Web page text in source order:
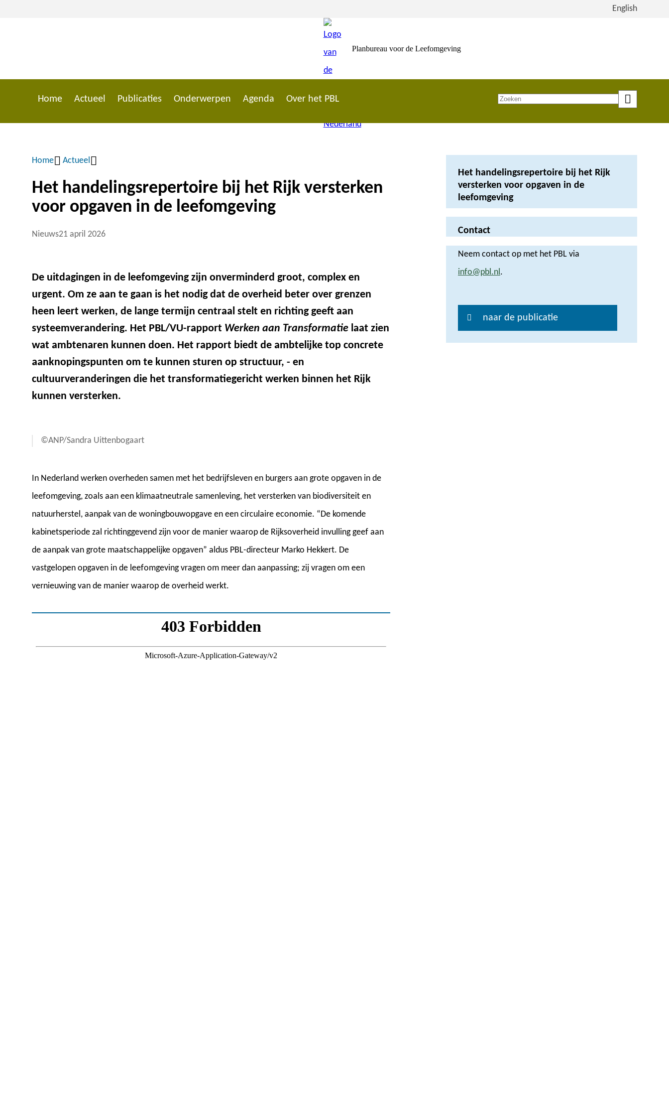
inhoud
Bekijk
English
Planbureau voor de Leefomgeving
Home Actueel Publicaties Onderwerpen Agenda Over het PBL
Zoeken
Kruimelpad
Home Actueel
Het handelingsrepertoire bij het Rijk versterken
voor opgaven in de leefomgeving
Nieuws21 april 2026
Het handelingsrepertoire bij het Rijk
versterken voor opgaven in de
leefomgeving
Contact
Neem contact op met het PBL via
info@pbl.nl .
naar de publicatie
De uitdagingen in de leefomgeving zijn onverminderd groot, complex en
urgent. Om ze aan te gaan is het nodig dat de overheid beter over grenzen
heen leert werken, de lange termijn centraal stelt en richting geeft aan
systeemverandering. Het PBL/VU-rapport Werken aan Transformatie laat zien
wat ambtenaren kunnen doen. Het rapport biedt de ambtelijke top concrete
aanknopingspunten om te kunnen sturen op structuur, - en
cultuurveranderingen die het transformatiegericht werken binnen het Rijk
kunnen versterken.
©ANP/Sandra Uittenbogaart
In Nederland werken overheden samen met het bedrijfsleven en burgers aan grote opgaven in de
leefomgeving, zoals aan een klimaatneutrale samenleving, het versterken van biodiversiteit en
natuurherstel, aanpak van de woningbouwopgave en een circulaire economie. “De komende
kabinetsperiode zal richtinggevend zijn voor de manier waarop de Rijksoverheid invulling geef aan
de aanpak van grote maatschappelijke opgaven” aldus PBL-directeur Marko Hekkert. De
vastgelopen opgaven in de leefomgeving vragen om meer dan aanpassing; zij vragen om een
vernieuwing van de manier waarop de overheid werkt.